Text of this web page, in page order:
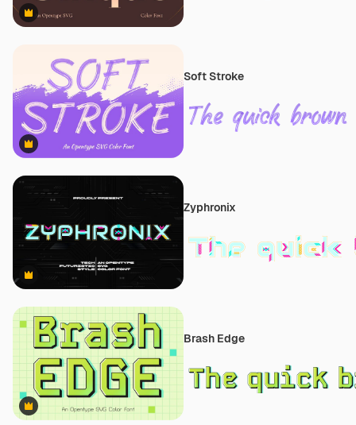
Premium
Premium
Soft Stroke
Premium
Zyphronix
Premium
Brash Edge